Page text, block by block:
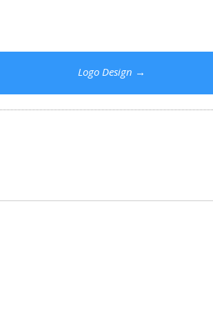
Logo Design →